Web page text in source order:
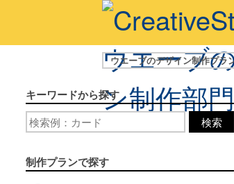
ウエーブのデザイン制作プラ
キーワードから探す
検索
制作プランで探す